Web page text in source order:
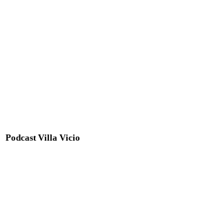
Podcast Villa Vicio